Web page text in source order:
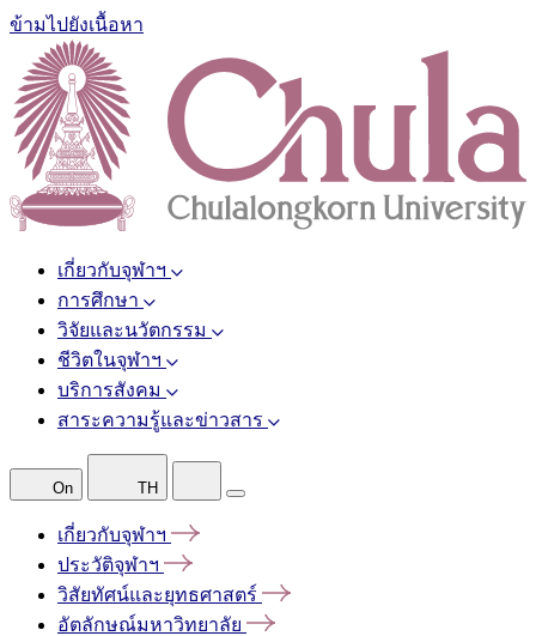
ข้ามไปยังเนื้อหา
เกี่ยวกับจุฬาฯ
การศึกษา
วิจัยและนวัตกรรม
ชีวิตในจุฬาฯ
บริการสังคม
สาระความรู้และข่าวสาร
On TH
เกี่ยวกับจุฬาฯ
ประวัติจุฬาฯ
วิสัยทัศน์และยุทธศาสตร์
อัตลักษณ์มหาวิทยาลัย